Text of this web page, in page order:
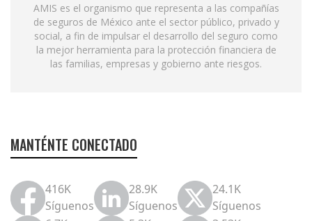
AMIS es el organismo que representa a las compañías
de seguros de México ante el sector público, privado y
social, a fin de impulsar el desarrollo del seguro como
la mejor herramienta para la protección financiera de
las familias, empresas y gobierno ante riesgos.
MANTÉNTE CONECTADO
416K
Síguenos
28.9K
Síguenos
24.1K
Síguenos